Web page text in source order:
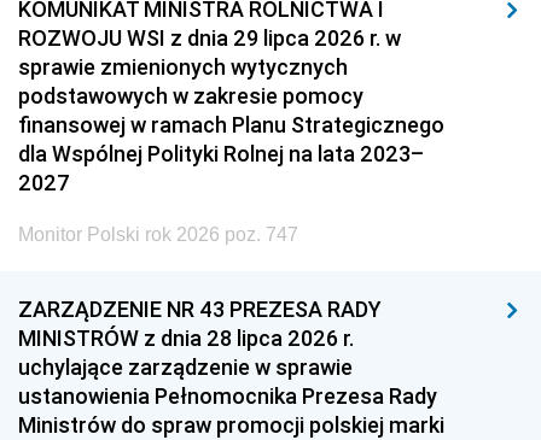
KOMUNIKAT MINISTRA ROLNICTWA I
ROZWOJU WSI z dnia 29 lipca 2026 r. w
sprawie zmienionych wytycznych
podstawowych w zakresie pomocy
finansowej w ramach Planu Strategicznego
dla Wspólnej Polityki Rolnej na lata 2023–
2027
Monitor Polski rok 2026 poz. 747
ZARZĄDZENIE NR 43 PREZESA RADY
MINISTRÓW z dnia 28 lipca 2026 r.
uchylające zarządzenie w sprawie
ustanowienia Pełnomocnika Prezesa Rady
Ministrów do spraw promocji polskiej marki